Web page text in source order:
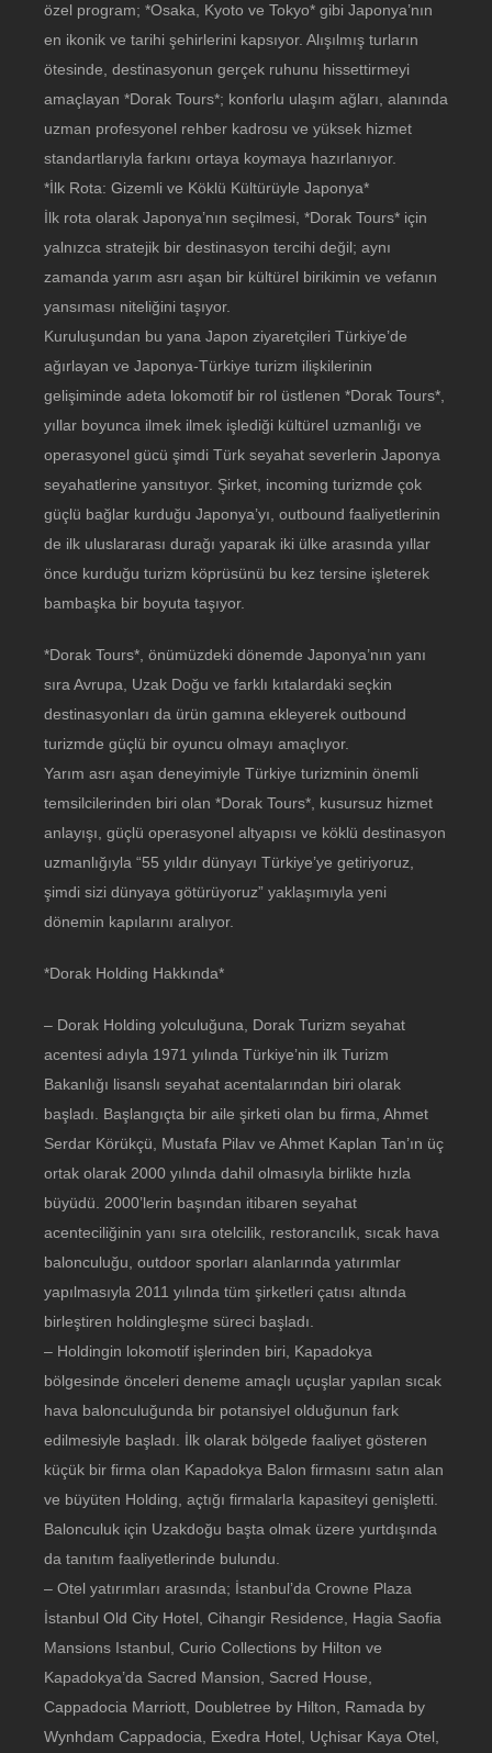
özel program; *Osaka, Kyoto ve Tokyo* gibi Japonya’nın
en ikonik ve tarihi şehirlerini kapsıyor. Alışılmış turların
ötesinde, destinasyonun gerçek ruhunu hissettirmeyi
amaçlayan *Dorak Tours*; konforlu ulaşım ağları, alanında
uzman profesyonel rehber kadrosu ve yüksek hizmet
standartlarıyla farkını ortaya koymaya hazırlanıyor.
*İlk Rota: Gizemli ve Köklü Kültürüyle Japonya*
İlk rota olarak Japonya’nın seçilmesi, *Dorak Tours* için
yalnızca stratejik bir destinasyon tercihi değil; aynı
zamanda yarım asrı aşan bir kültürel birikimin ve vefanın
yansıması niteliğini taşıyor.
Kuruluşundan bu yana Japon ziyaretçileri Türkiye’de
ağırlayan ve Japonya-Türkiye turizm ilişkilerinin
gelişiminde adeta lokomotif bir rol üstlenen *Dorak Tours*,
yıllar boyunca ilmek ilmek işlediği kültürel uzmanlığı ve
operasyonel gücü şimdi Türk seyahat severlerin Japonya
seyahatlerine yansıtıyor. Şirket, incoming turizmde çok
güçlü bağlar kurduğu Japonya’yı, outbound faaliyetlerinin
de ilk uluslararası durağı yaparak iki ülke arasında yıllar
önce kurduğu turizm köprüsünü bu kez tersine işleterek
bambaşka bir boyuta taşıyor.
*Dorak Tours*, önümüzdeki dönemde Japonya’nın yanı
sıra Avrupa, Uzak Doğu ve farklı kıtalardaki seçkin
destinasyonları da ürün gamına ekleyerek outbound
turizmde güçlü bir oyuncu olmayı amaçlıyor.
Yarım asrı aşan deneyimiyle Türkiye turizminin önemli
temsilcilerinden biri olan *Dorak Tours*, kusursuz hizmet
anlayışı, güçlü operasyonel altyapısı ve köklü destinasyon
uzmanlığıyla “55 yıldır dünyayı Türkiye’ye getiriyoruz,
şimdi sizi dünyaya götürüyoruz” yaklaşımıyla yeni
dönemin kapılarını aralıyor.
*Dorak Holding Hakkında*
– Dorak Holding yolculuğuna, Dorak Turizm seyahat
acentesi adıyla 1971 yılında Türkiye’nin ilk Turizm
Bakanlığı lisanslı seyahat acentalarından biri olarak
başladı. Başlangıçta bir aile şirketi olan bu firma, Ahmet
Serdar Körükçü, Mustafa Pilav ve Ahmet Kaplan Tan’ın üç
ortak olarak 2000 yılında dahil olmasıyla birlikte hızla
büyüdü. 2000’lerin başından itibaren seyahat
acenteciliğinin yanı sıra otelcilik, restorancılık, sıcak hava
balonculuğu, outdoor sporları alanlarında yatırımlar
yapılmasıyla 2011 yılında tüm şirketleri çatısı altında
birleştiren holdingleşme süreci başladı.
– Holdingin lokomotif işlerinden biri, Kapadokya
bölgesinde önceleri deneme amaçlı uçuşlar yapılan sıcak
hava balonculuğunda bir potansiyel olduğunun fark
edilmesiyle başladı. İlk olarak bölgede faaliyet gösteren
küçük bir firma olan Kapadokya Balon firmasını satın alan
ve büyüten Holding, açtığı firmalarla kapasiteyi genişletti.
Balonculuk için Uzakdoğu başta olmak üzere yurtdışında
da tanıtım faaliyetlerinde bulundu.
– Otel yatırımları arasında; İstanbul’da Crowne Plaza
İstanbul Old City Hotel, Cihangir Residence, Hagia Saofia
Mansions Istanbul, Curio Collections by Hilton ve
Kapadokya’da Sacred Mansion, Sacred House,
Cappadocia Marriott, Doubletree by Hilton, Ramada by
Wynhdam Cappadocia, Exedra Hotel, Uçhisar Kaya Otel,